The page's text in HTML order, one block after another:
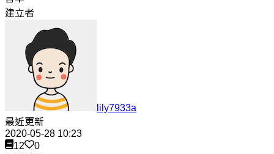
建立者
lily7933a
最近更新
2020-05-28 10:23
12
0